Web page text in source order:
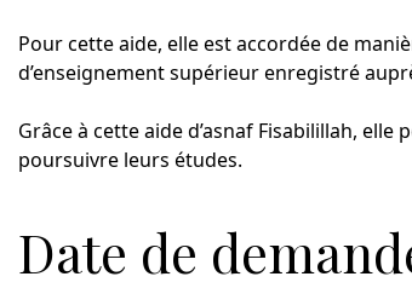
Pour cette aide, elle est accordée de
d’enseignement supérieur enregistré
Grâce à cette aide d’asnaf Fisabilillah,
poursuivre leurs études.
Date de